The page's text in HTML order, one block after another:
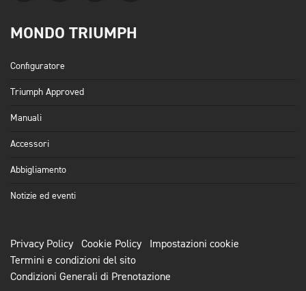
MONDO TRIUMPH
Configuratore
Triumph Approved
Manuali
Accessori
Abbigliamento
Notizie ed eventi
Privacy Policy Cookie Policy
Impostazioni cookie
Termini e condizioni del sito
Condizioni Generali di Prenotazione